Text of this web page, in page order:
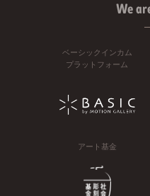
We
ベーシックインカム
プラットフォーム
アート基金